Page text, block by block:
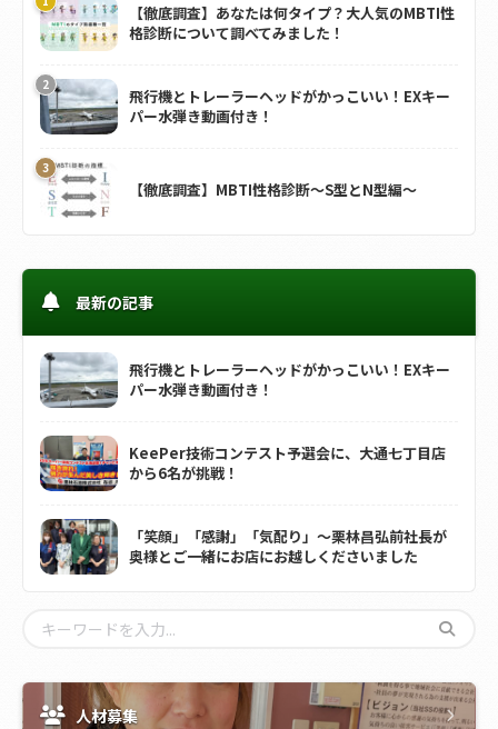
【徹底調査】あなたは何タイプ？大人気のMBTI性
格診断について調べてみました！
飛行機とトレーラーヘッドがかっこいい！EXキー
パー水弾き動画付き！
【徹底調査】MBTI性格診断～S型とN型編～
最新の記事
飛行機とトレーラーヘッドがかっこいい！EXキー
パー水弾き動画付き！
KeePer技術コンテスト予選会に、大通七丁目店
から6名が挑戦！
「笑顔」「感謝」「気配り」～栗林昌弘前社長が
奥様とご一緒にお店にお越しくださいました
人材募集